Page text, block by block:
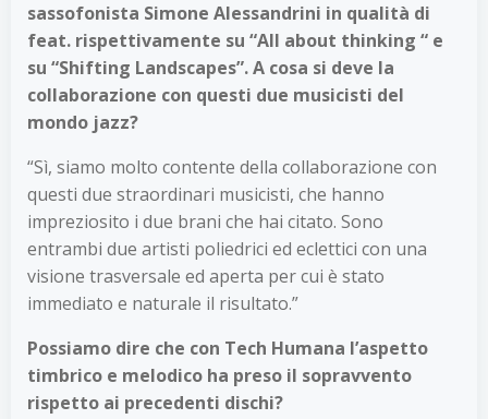
sassofonista Simone Alessandrini in qualità di
feat. rispettivamente su “All about thinking “ e
su “Shifting Landscapes”. A cosa si deve la
collaborazione con questi due musicisti del
mondo jazz?
“Sì, siamo molto contente della collaborazione con
questi due straordinari musicisti, che hanno
impreziosito i due brani che hai citato. Sono
entrambi due artisti poliedrici ed eclettici con una
visione trasversale ed aperta per cui è stato
immediato e naturale il risultato.”
Possiamo dire che con Tech Humana l’aspetto
timbrico e melodico ha preso il sopravvento
rispetto ai precedenti dischi?